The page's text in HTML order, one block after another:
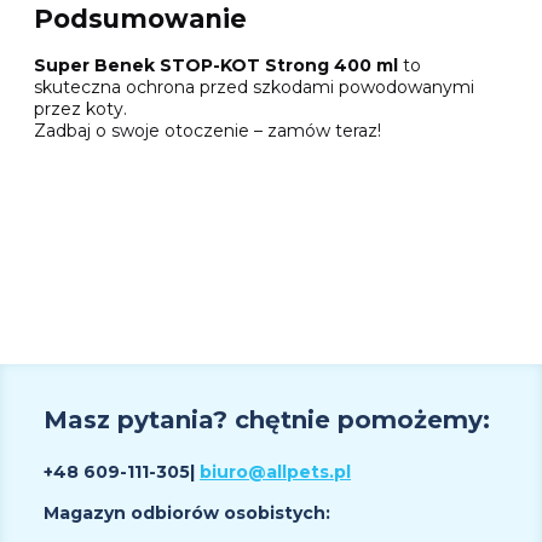
Podsumowanie
Super Benek STOP-KOT Strong 400 ml to
skuteczna ochrona przed szkodami powodowanymi
przez koty.
Zadbaj o swoje otoczenie – zamów teraz!
Masz pytania? chętnie pomożemy:
+48 609-111-305| biuro@allpets.pl
Magazyn odbiorów osobistych: